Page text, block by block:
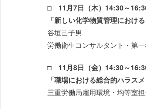
□ 11月7日（木）14:30～
「新しい化学物質管理におけ
谷垣己子男
労働衛生コンサルタント・第
□ 11月8日（金）14:30～
「職場における総合的ハラス
三重労働局雇用環境・均等室